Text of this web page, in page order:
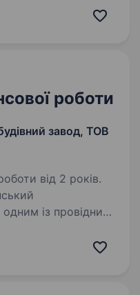
та гідної
роботи
завод, ТОВ
від 2 років.
із провідних
з повним циклом